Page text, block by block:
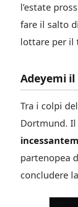
l’estate
fare il salto
lottare per il
Adeyemi
Tra i colpi
Dortmund. Il
partenopea
concludere